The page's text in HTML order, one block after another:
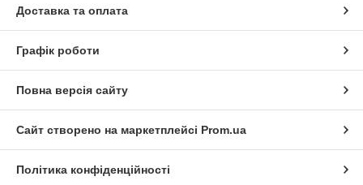
Доставка та оплата
Графік роботи
Повна версія сайту
Сайт створено на маркетплейсі Prom.ua
Політика конфіденційності